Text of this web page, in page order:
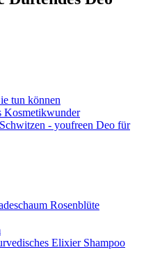
tun können
Kosmetikwunder
- youfreen Deo für
Rosenblüte
Elixier Shampoo